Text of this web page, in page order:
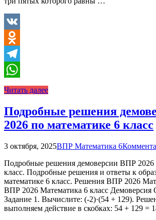
VK
Odnoklassniki
Telegram
WhatsApp
Читать далее
Подробные решения
2026 по математике 6 класс
3 октября, 2025ВПР Математика 6
Подробные решения демоверсии ВПР 2026
класс. Подробные решения и ответы к
математике 6 класс. Решения ВПР 2026
ВПР 2026 Математика 6 класс Демоверсия
Задание 1. Вычислите: (-2)·(54 + 129).
выполняем действие в скобках: 54 + 129 =